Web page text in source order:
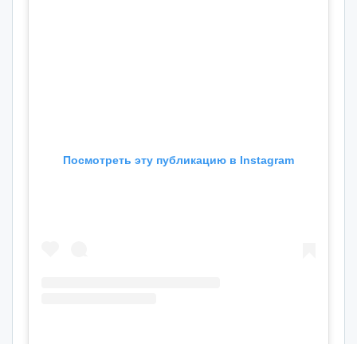
Посмотреть эту публикацию в Instagram